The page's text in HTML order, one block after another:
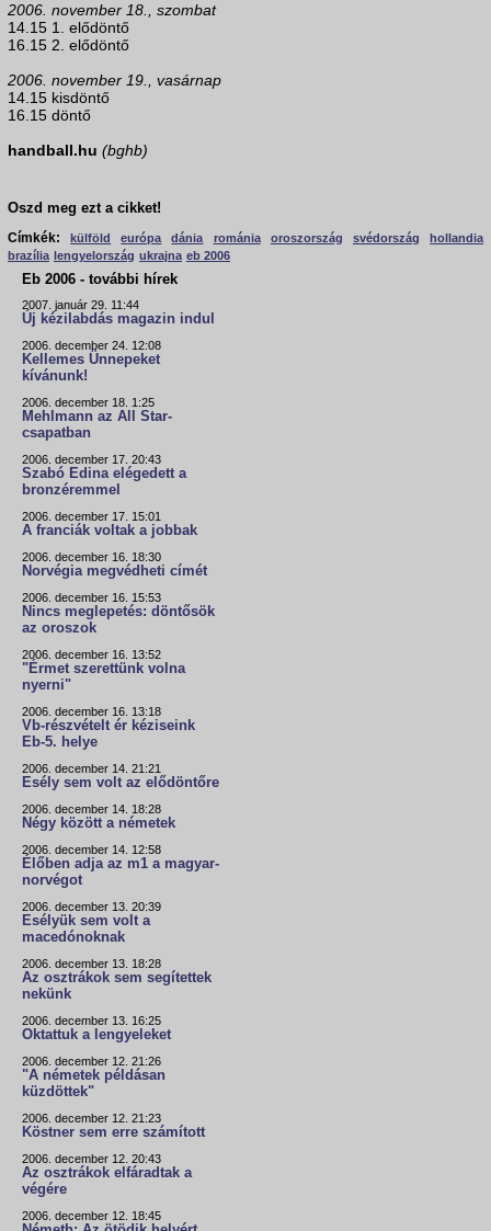
2006. november 18., szombat
14.15 1. elődöntő
16.15 2. elődöntő
2006. november 19., vasárnap
14.15 kisdöntő
16.15 döntő
handball.hu (bghb)
Oszd meg ezt a cikket!
Címkék:
külföld európa dánia románia oroszország svédország
hollandia
brazília lengyelország ukrajna eb 2006
Eb 2006 - további hírek
2007. január 29. 11:44
Új kézilabdás magazin indul
2006. december 24. 12:08
Kellemes Ünnepeket
kívánunk!
2006. december 18. 1:25
Mehlmann az All Star-
csapatban
2006. december 17. 20:43
Szabó Edina elégedett a
bronzéremmel
2006. december 17. 15:01
A franciák voltak a jobbak
2006. december 16. 18:30
Norvégia megvédheti címét
2006. december 16. 15:53
Nincs meglepetés: döntősök
az oroszok
2006. december 16. 13:52
"Érmet szerettünk volna
nyerni"
2006. december 16. 13:18
Vb-részvételt ér kéziseink
Eb-5. helye
2006. december 14. 21:21
Esély sem volt az elődöntőre
2006. december 14. 18:28
Négy között a németek
2006. december 14. 12:58
Élőben adja az m1 a magyar-
norvégot
2006. december 13. 20:39
Esélyük sem volt a
macedónoknak
2006. december 13. 18:28
Az osztrákok sem segítettek
nekünk
2006. december 13. 16:25
Oktattuk a lengyeleket
2006. december 12. 21:26
"A németek példásan
küzdöttek"
2006. december 12. 21:23
Köstner sem erre számított
2006. december 12. 20:43
Az osztrákok elfáradtak a
végére
2006. december 12. 18:45